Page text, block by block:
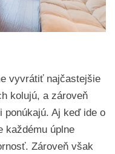
vyvrátiť najčastejšie
kolujú, a zároveň
Aj keď ide o
každému úplne
Zároveň však